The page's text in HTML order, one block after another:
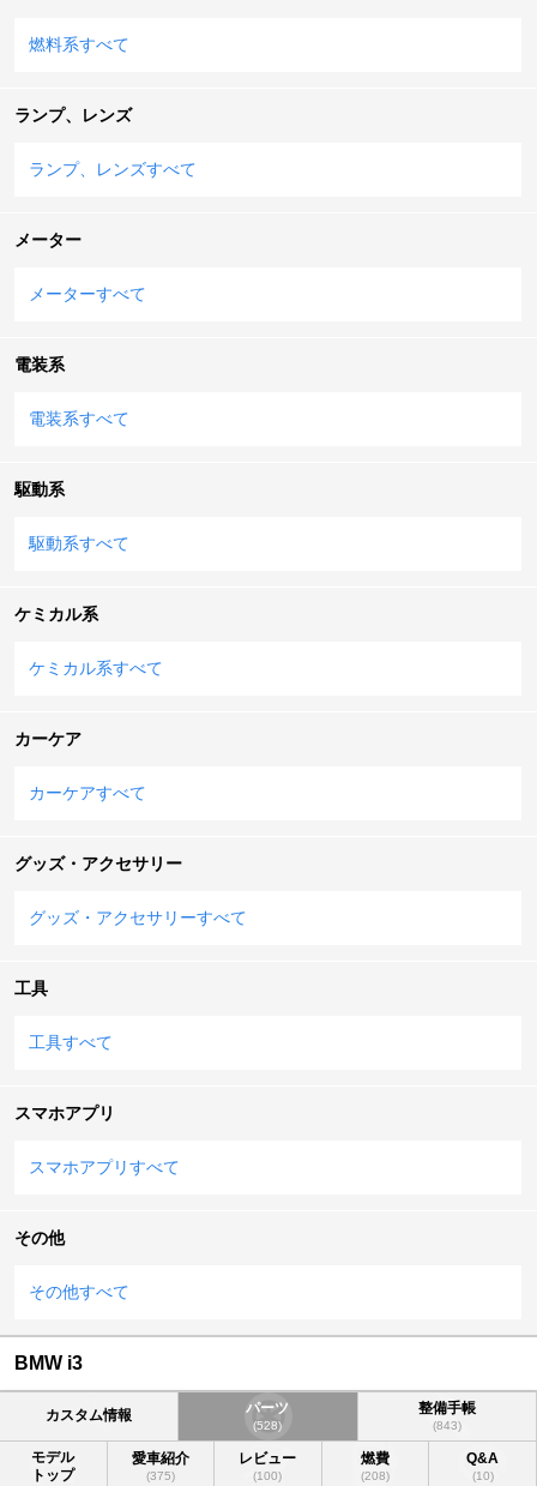
燃料系すべて
ランプ、レンズ
ランプ、レンズすべて
メーター
メーターすべて
電装系
電装系すべて
駆動系
駆動系すべて
ケミカル系
ケミカル系すべて
カーケア
カーケアすべて
グッズ・アクセサリー
グッズ・アクセサリーすべて
工具
工具すべて
スマホアプリ
スマホアプリすべて
その他
その他すべて
BMW i3
カスタム情報 パーツ
(528)
整備手帳
(843)
モデル
トップ
愛車紹介
(375)
レビュー
(100)
燃費
(208)
Q&A
(10)